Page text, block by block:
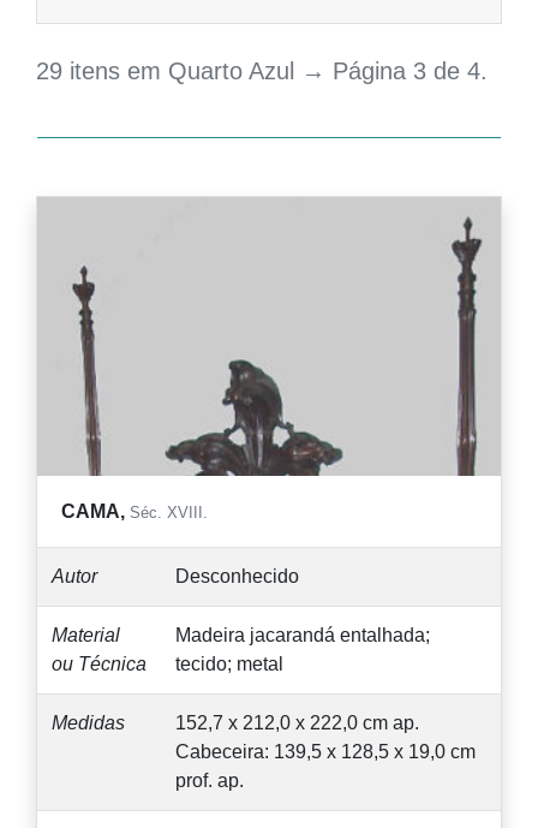
29 itens em Quarto Azul → Página 3 de 4.
CAMA, Séc. XVIII.
Autor Desconhecido
Material
ou Técnica
Madeira jacarandá entalhada;
tecido; metal
Medidas
152,7 x 212,0 x 222,0 cm ap.
Cabeceira: 139,5 x 128,5 x 19,0 cm
prof. ap.